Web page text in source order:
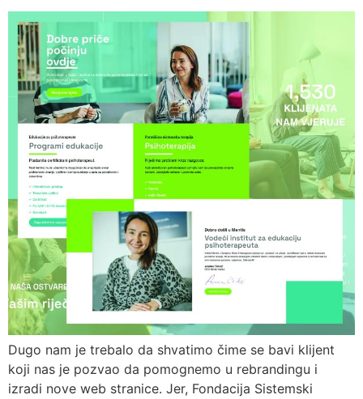
Dugo nam je trebalo da shvatimo čime se bavi klijent
koji nas je pozvao da pomognemo u rebrandingu i
izradi nove web stranice. Jer, Fondacija Sistemski